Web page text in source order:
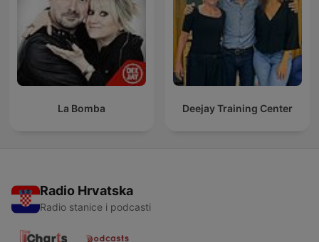
La Bomba Deejay Training Center
Radio Hrvatska
Radio stanice i podcasti